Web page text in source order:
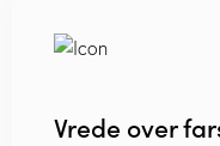
Vrede over